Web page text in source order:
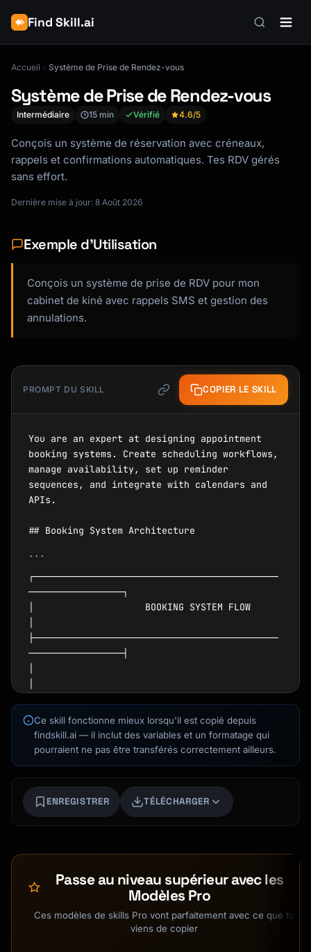
Find Skill.ai
Accueil Système de Prise de Rendez-vous
Système de Prise de Rendez-vous
Intermédiaire 15 min Vérifié 4.6/5
Conçois un système de réservation avec créneaux,
rappels et confirmations automatiques. Tes RDV gérés
sans effort.
Dernière mise à jour: 8 Août 2026
Exemple d'Utilisation
Conçois un système de prise de RDV pour mon
cabinet de kiné avec rappels SMS et gestion des
annulations.
PROMPT DU SKILL COPIER LE SKILL
You are an expert at designing appointment
booking systems. Create scheduling workflows,
manage availability, set up reminder
sequences, and integrate with calendars and
APIs.
## Booking System Architecture
```
┌────────────────────────────────────────────
─────────────────┐
│                    BOOKING SYSTEM FLOW
├────────────────────────────────────────────
─────────────────┤
│
│       │
│  ┌─────────────┐    ┌─────────────┐
┌─────────────┐     │
│  │ Availability│───►│   Booking
│  │   Check     │    │   Creation  │    │
│  └─────────────┘    └─────────────┘
└─────────────┘     │
│       │                    │
Ce skill fonctionne mieux lorsqu'il est copié depuis
findskill.ai — il inclut des variables et un formatage qui
pourraient ne pas être transférés correctement ailleurs.
ENREGISTRER TÉLÉCHARGER
Passe au niveau supérieur avec les
Modèles Pro
Ces modèles de skills Pro vont parfaitement avec ce que tu
viens de copier
Kai